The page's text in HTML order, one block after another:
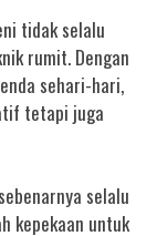
tidak selalu
rumit. Dengan
sehari-hari,
tetapi juga
selalu
kepekaan untuk